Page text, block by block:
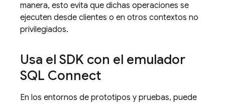
manera, esto evita que dichas operaciones se
ejecuten desde clientes o en otros contextos no
privilegiados.
Usa el SDK con el emulador
SQL Connect
En los entornos de prototipos y pruebas, puede